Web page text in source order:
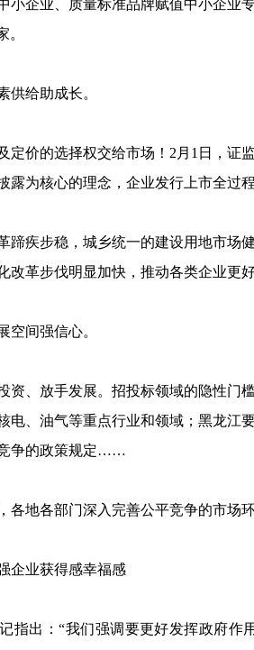
小企业、质量标准品牌赋值中小企业
。
给助成长。
价的选择权交给市场！2月1日，证
露为核心的理念，企业发行上市全过
疾步稳，城乡统一的建设用地市场
改革步伐明显加快，推动各类企业更
间强信心。
、放手发展。招投标领域的隐性门
电、油气等重点行业和领域；黑龙江
争的政策规定……
地各部门深入完善公平竞争的市场
业获得感幸福感
出：“我们强调要更好发挥政府作